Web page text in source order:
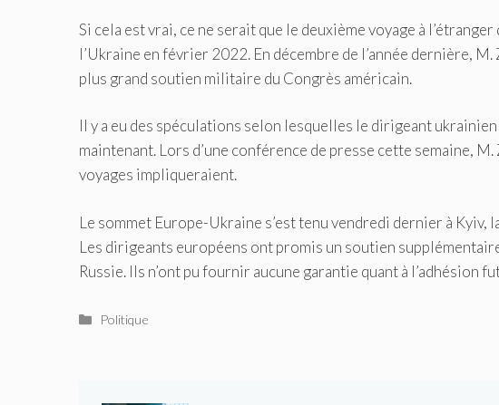
Si cela est vrai, ce ne serait que le deuxième voyage à
l’Ukraine en février 2022. En décembre de l’année dernière,
plus grand soutien militaire du Congrès américain.
Il y a eu des spéculations selon lesquelles le dirigeant
maintenant. Lors d’une conférence de presse cette semaine,
voyages impliqueraient.
Le sommet Europe-Ukraine s’est tenu vendredi dernier à Kyiv,
Les dirigeants européens ont promis un soutien
Russie. Ils n’ont pu fournir aucune garantie quant à l’adhésion
Catégories
Politique